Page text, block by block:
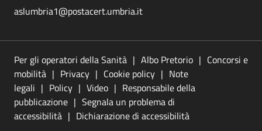
aslumbria1@postacert.umbria.it
Per gli operatori della Sanità Albo Pretorio
Concorsi e
mobilità
Privacy Cookie policy
Note
legali
Policy Video
Responsabile della
pubblicazione
Segnala un problema di
accessibilità
Dichiarazione di accessibilità